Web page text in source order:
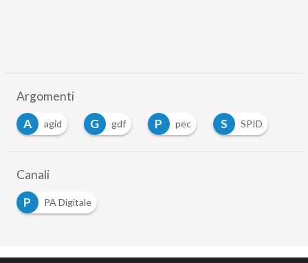
Argomenti
A
agid G gdf P pec S SPID
Canali
P
PA Digitale